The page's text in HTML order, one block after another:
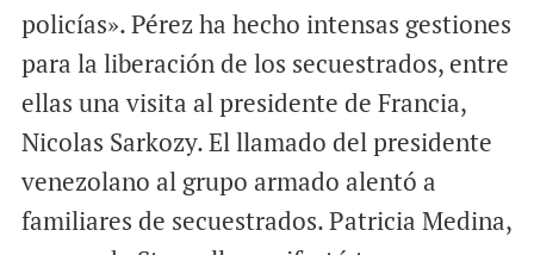
policías». Pérez ha hecho intensas gestiones
para la liberación de los secuestrados, entre
ellas una visita al presidente de Francia,
Nicolas Sarkozy. El llamado del presidente
venezolano al grupo armado alentó a
familiares de secuestrados. Patricia Medina,